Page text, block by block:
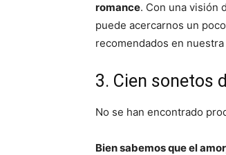
romance. Con una visión
puede acercarnos un
recomendados en
3. Cien sonetos
No se han encontrado
Bien sabemos que el